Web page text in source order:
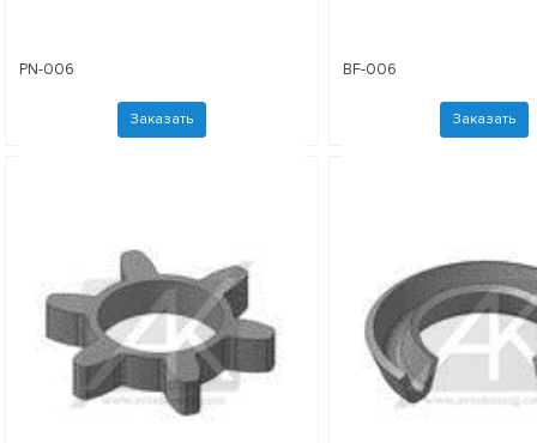
PN-006
Заказать
BF-006
Заказать